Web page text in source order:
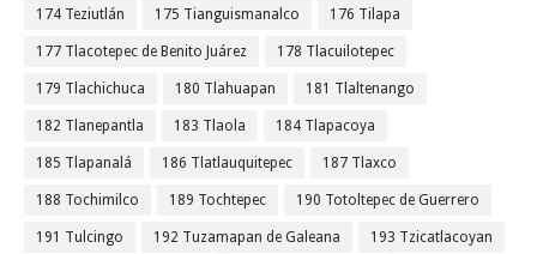
174 Teziutlán 175 Tianguismanalco 176 Tilapa
177 Tlacotepec de Benito Juárez 178 Tlacuilotepec
179 Tlachichuca 180 Tlahuapan 181 Tlaltenango
182 Tlanepantla 183 Tlaola 184 Tlapacoya
185 Tlapanalá 186 Tlatlauquitepec 187 Tlaxco
188 Tochimilco 189 Tochtepec 190 Totoltepec de Guerrero
191 Tulcingo 192 Tuzamapan de Galeana 193 Tzicatlacoyan